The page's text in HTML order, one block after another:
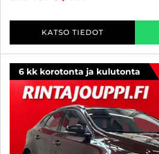
KATSO TIEDOT
6 kk korotonta ja kulutonta